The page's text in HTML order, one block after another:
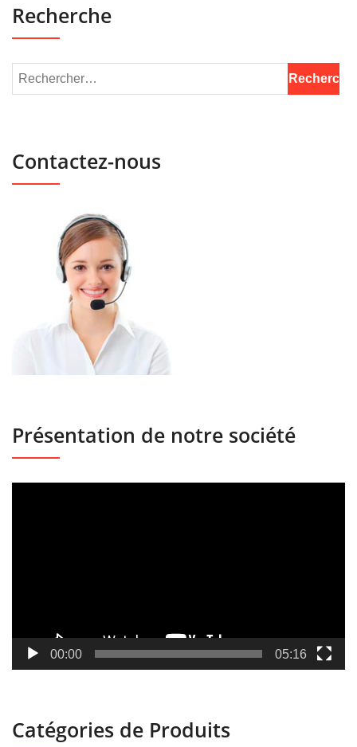
Recherche
Contactez-nous
Présentation de notre société
00:00 05:16
Catégories de Produits